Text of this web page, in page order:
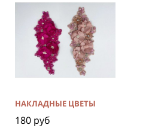
НАКЛАДНЫЕ ЦВЕТЫ
180 руб